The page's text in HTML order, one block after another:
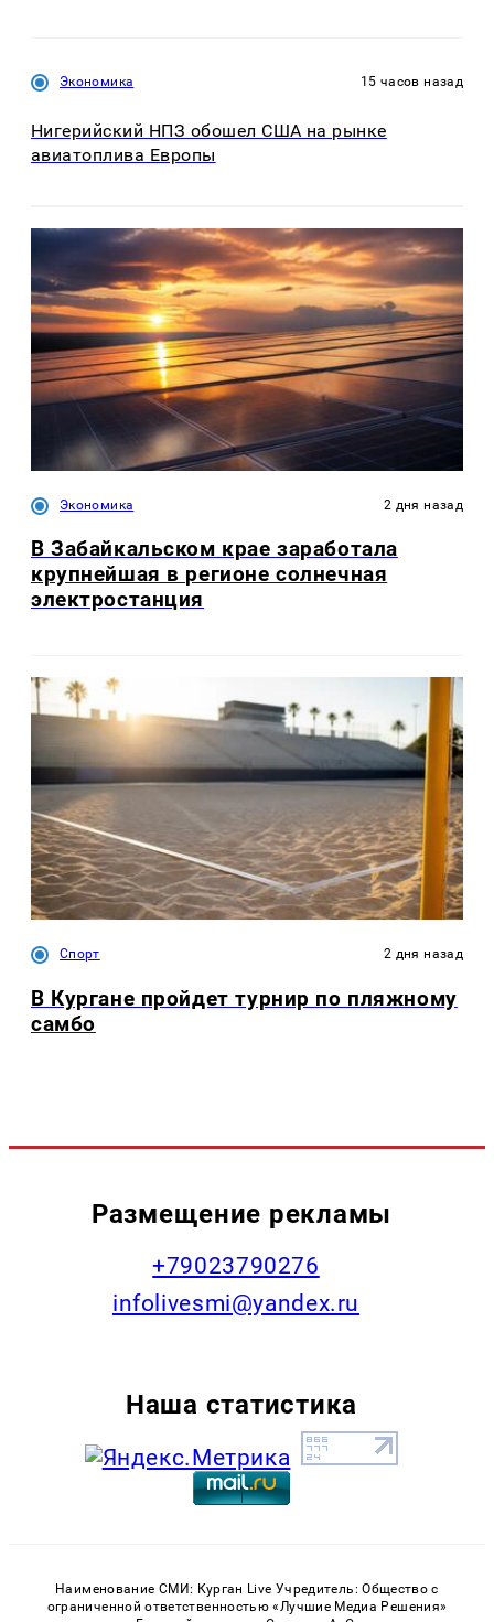
Экономика 15 часов назад
Нигерийский НПЗ обошел США на рынке
авиатоплива Европы
Экономика 2 дня назад
В Забайкальском крае заработала
крупнейшая в регионе солнечная
электростанция
Спорт 2 дня назад
В Кургане пройдет турнир по пляжному
самбо
Размещение рекламы
+79023790276
infolivesmi@yandex.ru
Наша статистика
Наименование СМИ: Курган Live Учредитель: Общество с
ограниченной ответственностью «Лучшие Медиа Решения»